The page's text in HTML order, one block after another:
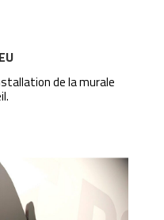
de la murale